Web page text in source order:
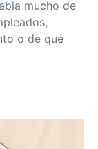
mucho de
o de qué